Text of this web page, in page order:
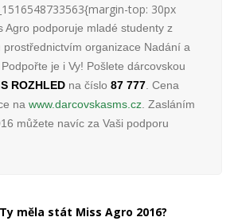
top: 30px
Agro podporuje mladé studenty z
prostřednictvím organizace Nadání a
je i Vy! Pošlete dárcovskou
ROZHLED na číslo 87 777. Cena
na www.darcovskasms.cz. Zasláním
můžete navíc za Vaši podporu
měla stát Miss Agro 2016?